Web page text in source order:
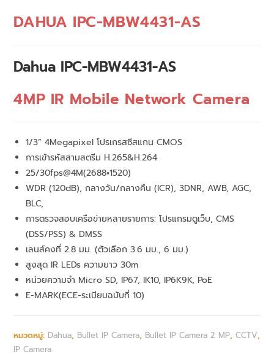
DAHUA IPC-MBW4431-AS
Dahua IPC-MBW4431-AS
4MP IR Mobile Network Camera
1/3” 4Megapixel โปรเกรสซีสแกน CMOS
การเข้ารหัสสามสตรีม H.265&H.264
25/30fps@4M(2688×1520)
WDR (120dB), กลางวัน/กลางคืน (ICR), 3DNR, AWB, AGC,
BLC,
การตรวจสอบเครือข่ายหลายรายการ: โปรแกรมดูเว็บ, CMS
(DSS/PSS) & DMSS
เลนส์คงที่ 2.8 มม. (ตัวเลือก 3.6 มม., 6 มม.)
สูงสุด IR LEDs ความยาว 30m
หน่วยความจำ Micro SD, IP67, IK10, IP6K9K, PoE
E-MARK(ECE-ระเบียบฉบับที่ 10)
หมวดหมู่: Dahua, Bullet IP Camera, Bullet IP Camera 2 MP,CCTV,
IP Camera